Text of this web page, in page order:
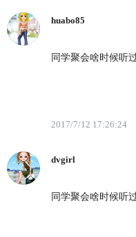
huabo85
同学聚会啥时候听
2017/7/12 17:26:24
dvgirl
同学聚会啥时候听